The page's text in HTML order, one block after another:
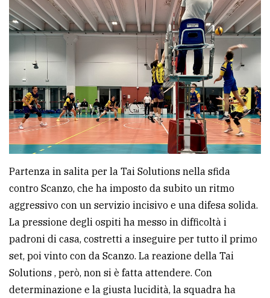
tua
pubblicità
CERCA
Cerca
per
comune
Ricerca
avanzata
LE
ALTRE
TESTATE
Partenza in salita per la Tai Solutions nella sfida
contro Scanzo, che ha imposto da subito un ritmo
aggressivo con un servizio incisivo e una difesa solida.
La pressione degli ospiti ha messo in difficoltà i
padroni di casa, costretti a inseguire per tutto il primo
set, poi vinto con da Scanzo. La reazione della Tai
Solutions , però, non si è fatta attendere. Con
determinazione e la giusta lucidità, la squadra ha